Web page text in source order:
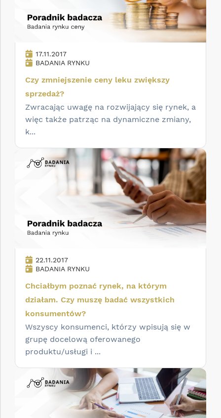
17.11.2017
BADANIA RYNKU
Czy zmniejszenie ceny leku zwiększy
sprzedaż?
Zwracając uwagę na rozwijający się rynek, a
więc także patrząc na dynamiczne zmiany,
k...
22.11.2017
BADANIA RYNKU
Chciałbym poznać rynek, na którym
działam. Czy muszę badać wszystkich
konsumentów?
Wszyscy konsumenci, którzy wpisują się w
grupę docelową oferowanego
produktu/usługi i ...